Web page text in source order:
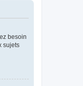
besoin
sujets